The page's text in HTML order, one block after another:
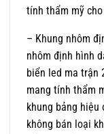
tính thẩm mỹ
– Khung nhôm
nhôm định hình
biển led ma trận
mang tính thẩm
khung bảng hiệu
không bán loại